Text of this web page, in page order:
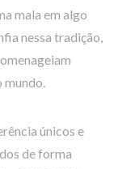
mala em algo
nessa tradição,
mundo.
únicos e
de forma